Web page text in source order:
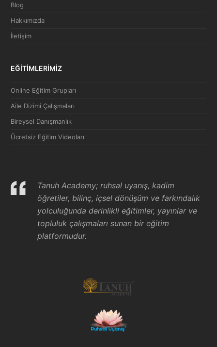
Blog
Hakkımızda
İletişim
EĞİTİMLERİMİZ
Online Eğitim Grupları
Aile Dizimi Çalışmaları
Bireysel Danışmanlık
Ücretsiz Eğitim Videoları
Tanuh Academy; ruhsal uyanış, kadim
öğretiler, bilinç, içsel dönüşüm ve farkındalık
yolculuğunda derinlikli eğitimler, yayınlar ve
topluluk çalışmaları sunan bir eğitim
platformudur.